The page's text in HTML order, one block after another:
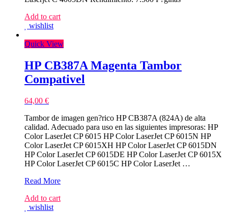
Add to cart
wishlist
Quick View
HP CB387A Magenta Tambor
Compativel
64,00 €
Tambor de imagen gen?rico HP CB387A (824A) de alta
calidad. Adecuado para uso en las siguientes impresoras: HP
Color LaserJet CP 6015 HP Color LaserJet CP 6015N HP
Color LaserJet CP 6015XH HP Color LaserJet CP 6015DN
HP Color LaserJet CP 6015DE HP Color LaserJet CP 6015X
HP Color LaserJet CP 6015C HP Color LaserJet …
HP
Magenta
Tambor
Read More
Add to cart
wishlist